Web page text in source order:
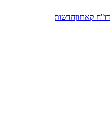
דו"ח קארזוןחדשות